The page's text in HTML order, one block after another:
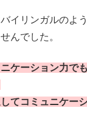
イリンガルのよ
んでした。
ケーション力で
てコミュニケー